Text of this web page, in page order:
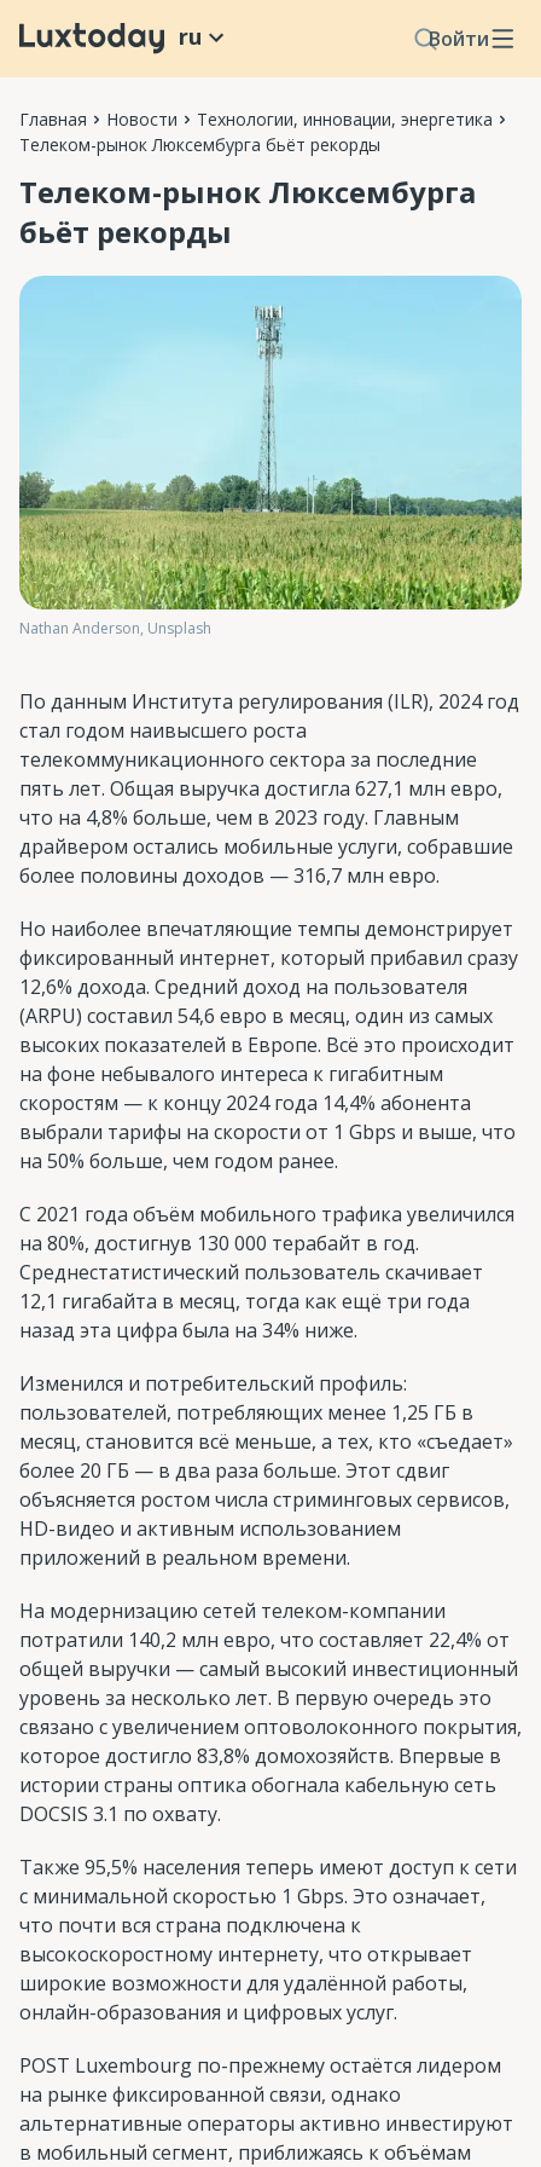
Войти
ru
Главная Новости
Технологии, инновации, энергетика
Телеком-рынок Люксембурга бьёт рекорды
Телеком-рынок Люксембурга
бьёт рекорды
Nathan Anderson, Unsplash
По данным Института регулирования (ILR), 2024 год
стал годом наивысшего роста
телекоммуникационного сектора за последние
пять лет. Общая выручка достигла 627,1 млн евро,
что на 4,8% больше, чем в 2023 году. Главным
драйвером остались мобильные услуги, собравшие
более половины доходов — 316,7 млн евро.
Но наиболее впечатляющие темпы демонстрирует
фиксированный интернет, который прибавил сразу
12,6% дохода. Средний доход на пользователя
(ARPU) составил 54,6 евро в месяц, один из самых
высоких показателей в Европе. Всё это происходит
на фоне небывалого интереса к гигабитным
скоростям — к концу 2024 года 14,4% абонента
выбрали тарифы на скорости от 1 Gbps и выше, что
на 50% больше, чем годом ранее.
С 2021 года объём мобильного трафика увеличился
на 80%, достигнув 130 000 терабайт в год.
Среднестатистический пользователь скачивает
12,1 гигабайта в месяц, тогда как ещё три года
назад эта цифра была на 34% ниже.
Изменился и потребительский профиль:
пользователей, потребляющих менее 1,25 ГБ в
месяц, становится всё меньше, а тех, кто «съедает»
более 20 ГБ — в два раза больше. Этот сдвиг
объясняется ростом числа стриминговых сервисов,
HD-видео и активным использованием
приложений в реальном времени.
На модернизацию сетей телеком-компании
потратили 140,2 млн евро, что составляет 22,4% от
общей выручки — самый высокий инвестиционный
уровень за несколько лет. В первую очередь это
связано с увеличением оптоволоконного покрытия,
которое достигло 83,8% домохозяйств. Впервые в
истории страны оптика обогнала кабельную сеть
DOCSIS 3.1 по охвату.
Также 95,5% населения теперь имеют доступ к сети
с минимальной скоростью 1 Gbps. Это означает,
что почти вся страна подключена к
высокоскоростному интернету, что открывает
широкие возможности для удалённой работы,
онлайн-образования и цифровых услуг.
POST Luxembourg по-прежнему остаётся лидером
на рынке фиксированной связи, однако
альтернативные операторы активно инвестируют
в мобильный сегмент, приближаясь к объёмам